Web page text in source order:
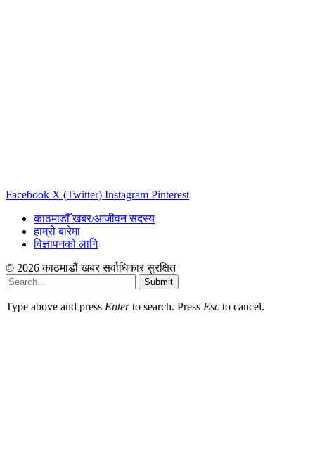
Facebook X (Twitter) Instagram Pinterest
काठमाडौँ खबर/आजीवन सदस्य
हाम्रो बारेमा
विज्ञापनको लागि
© 2026 काठमाडौं खबर सर्वाधिकार सुरक्षित
Submit
Type above and press Enterto search. Press Esc to cancel.